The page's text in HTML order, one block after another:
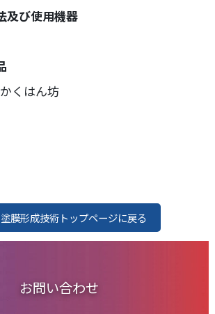
及び使用機器
くはん坊
膜形成技術トップページに戻る
お問い合わせ